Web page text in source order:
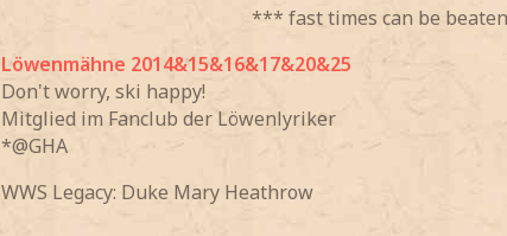
*** fast times can be
Löwenmähne 2014&15&16&17&20&25
Don't worry, ski happy!
Mitglied im Fanclub der Löwenlyriker
*@GHA
WWS Legacy: Duke Mary Heathrow